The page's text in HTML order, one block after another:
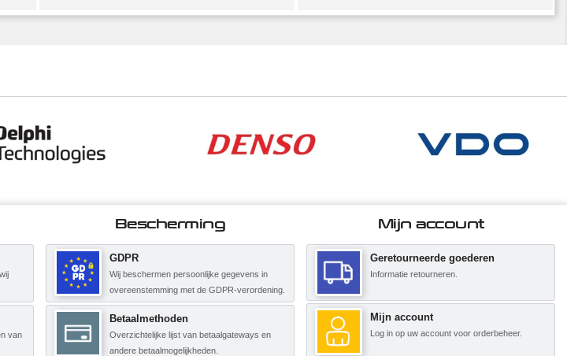
van
Bescherming
GDPR
Wij beschermen persoonlijke gegevens in
overeenstemming met de GDPR-verordening.
Betaalmethoden
Overzichtelijke lijst van betaalgateways en
andere betaalmogelijkheden.
Mijn account
Geretourneerde goederen
Informatie retourneren.
Mijn account
Log in op uw account voor orderbeheer.